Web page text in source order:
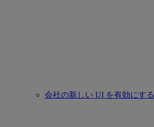
会社の新しい UI を有効にする